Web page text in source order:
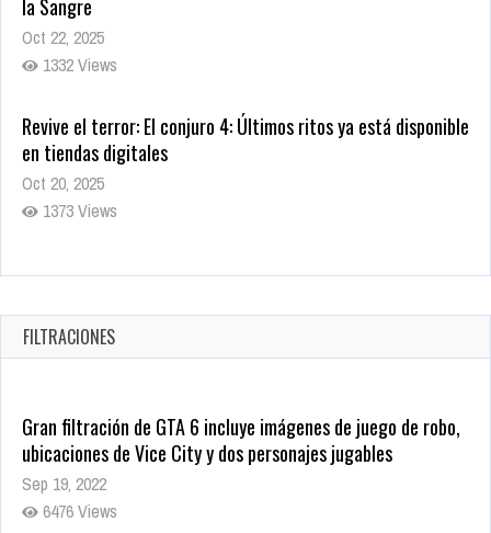
la Sangre
Oct 22, 2025
1332 Views
Revive el terror: El conjuro 4: Últimos ritos ya está disponible
en tiendas digitales
Oct 20, 2025
1373 Views
Warner Bros. lleva a las tiendas digitales su racha de
Oct 17, 2025
1429 Views
FILTRACIONES
Gran filtración de GTA 6 incluye imágenes de juego de robo,
ubicaciones de Vice City y dos personajes jugables
Sep 19, 2022
6476 Views